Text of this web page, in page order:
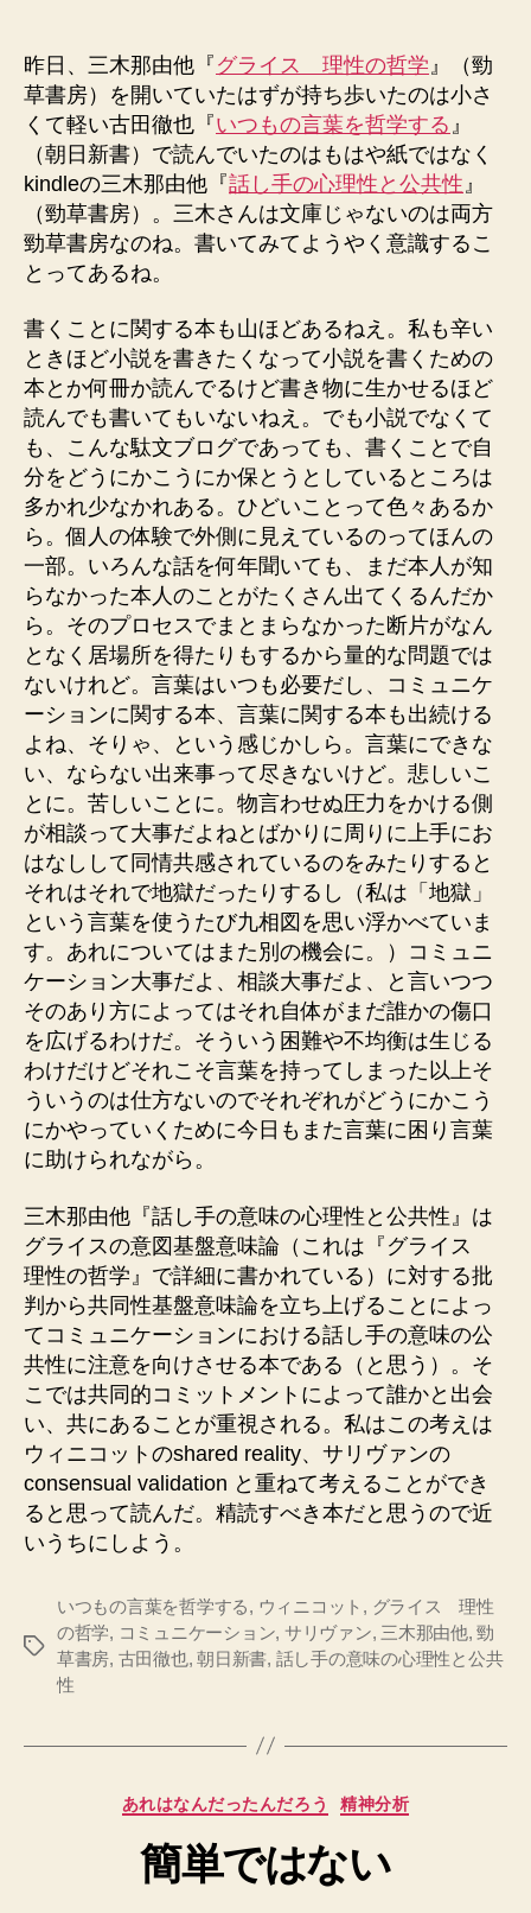
昨日、三木那由他『 グライス 理性の哲学 』（勁
草書房）を開いていたはずが持ち歩いたのは小さ
くて軽い古田徹也『いつもの言葉を哲学する 』
（朝日新書）で読んでいたのはもはや紙ではなく
kindleの三木那由他『話し手の心理性と公共性 』
（勁草書房）。三木さんは文庫じゃないのは両方
勁草書房なのね。書いてみてようやく意識するこ
とってあるね。
書くことに関する本も山ほどあるねえ。私も辛い
ときほど小説を書きたくなって小説を書くための
本とか何冊か読んでるけど書き物に生かせるほど
読んでも書いてもいないねえ。でも小説でなくて
も、こんな駄文ブログであっても、書くことで自
分をどうにかこうにか保とうとしているところは
多かれ少なかれある。ひどいことって色々あるか
ら。個人の体験で外側に見えているのってほんの
一部。いろんな話を何年聞いても、まだ本人が知
らなかった本人のことがたくさん出てくるんだか
ら。そのプロセスでまとまらなかった断片がなん
となく居場所を得たりもするから量的な問題では
ないけれど。言葉はいつも必要だし、コミュニケ
ーションに関する本、言葉に関する本も出続ける
よね、そりゃ、という感じかしら。言葉にできな
い、ならない出来事って尽きないけど。悲しいこ
とに。苦しいことに。物言わせぬ圧力をかける側
が相談って大事だよねとばかりに周りに上手にお
はなしして同情共感されているのをみたりすると
それはそれで地獄だったりするし（私は「地獄」
という言葉を使うたび九相図を思い浮かべていま
す。あれについてはまた別の機会に。）コミュニ
ケーション大事だよ、相談大事だよ、と言いつつ
そのあり方によってはそれ自体がまだ誰かの傷口
を広げるわけだ。そういう困難や不均衡は生じる
わけだけどそれこそ言葉を持ってしまった以上そ
ういうのは仕方ないのでそれぞれがどうにかこう
にかやっていくために今日もまた言葉に困り言葉
に助けられながら。
三木那由他『話し手の意味の心理性と公共性』は
グライスの意図基盤意味論（これは『グライス
理性の哲学』で詳細に書かれている）に対する批
判から共同性基盤意味論を立ち上げることによっ
てコミュニケーションにおける話し手の意味の公
共性に注意を向けさせる本である（と思う）。そ
こでは共同的コミットメントによって誰かと出会
い、共にあることが重視される。私はこの考えは
ウィニコットのshared reality、サリヴァンの
consensual validation と重ねて考えることができ
ると思って読んだ。精読すべき本だと思うので近
いうちにしよう。
タ
いつもの言葉を哲学する, ウィニコット , グライス 理性
の哲学, コミュニケーション, サリヴァン, 三木那由他,勁
草書房, 古田徹也,朝日新書, 話し手の意味の心理性と公共
性
カ
ゴ
リ
あれはなんだったんだろう 精神分析
簡単ではない